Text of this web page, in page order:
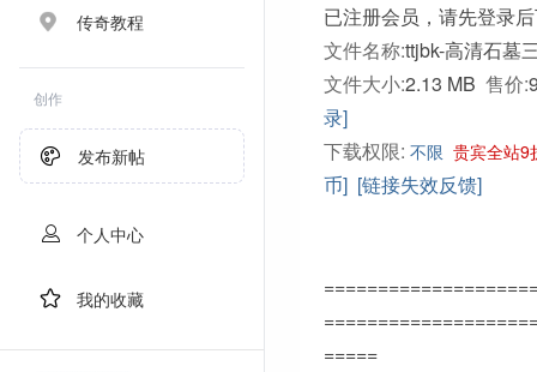
传奇教程
创作
发布新帖
个人中心
我的收藏
已注册会员，请先登录
文件名称:ttjbk-高清石墓
文件大小:2.13 MB 售价:
录]
下载权限: 不限 贵宾全站9
币] [链接失效反馈]
=====